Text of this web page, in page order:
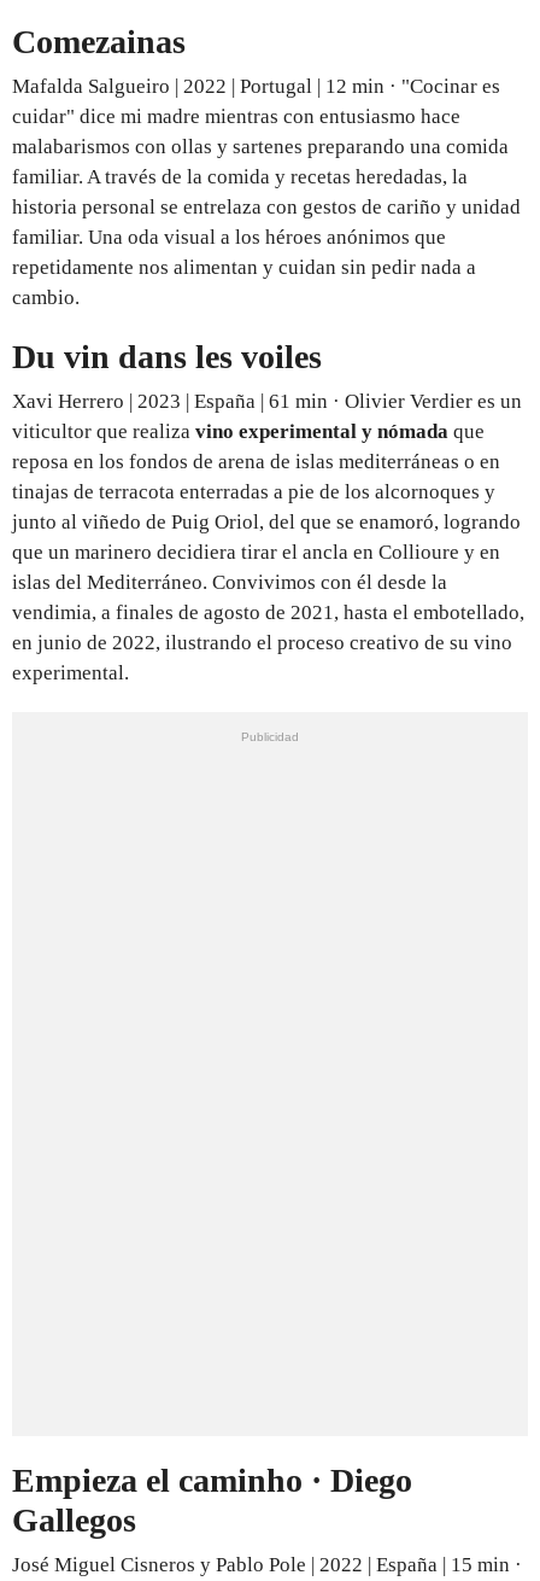
Comezainas
Mafalda Salgueiro | 2022 | Portugal | 12 min · "Cocinar es
cuidar" dice mi madre mientras con entusiasmo hace
malabarismos con ollas y sartenes preparando una comida
familiar. A través de la comida y recetas heredadas, la
historia personal se entrelaza con gestos de cariño y unidad
familiar. Una oda visual a los héroes anónimos que
repetidamente nos alimentan y cuidan sin pedir nada a
cambio.
Du vin dans les voiles
Xavi Herrero | 2023 | España | 61 min · Olivier Verdier es un
viticultor que realiza vino experimental y nómada que
reposa en los fondos de arena de islas mediterráneas o en
tinajas de terracota enterradas a pie de los alcornoques y
junto al viñedo de Puig Oriol, del que se enamoró, logrando
que un marinero decidiera tirar el ancla en Collioure y en
islas del Mediterráneo. Convivimos con él desde la
vendimia, a finales de agosto de 2021, hasta el embotellado,
en junio de 2022, ilustrando el proceso creativo de su vino
experimental.
Empieza el caminho · Diego
Gallegos
José Miguel Cisneros y Pablo Pole | 2022 | España | 15 min ·